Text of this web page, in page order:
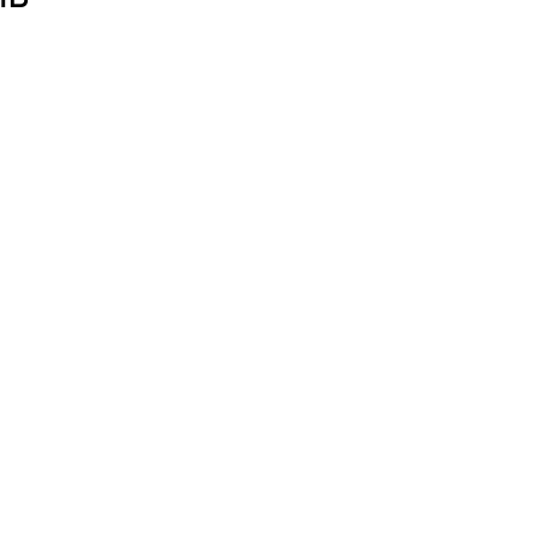
відносини»
і взаємовплив